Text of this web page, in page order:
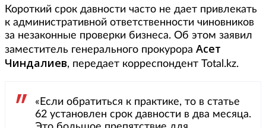
Короткий срок давности часто не дает привлекать
к административной ответственности чиновников
за незаконные проверки бизнеса. Об этом заявил
заместитель генерального прокурора Асет
Чиндалиев, передает корреспондент Total.kz.
«Если обратиться к практике, то в статье
62 установлен срок давности в два месяца.